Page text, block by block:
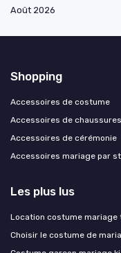
Août 2026
Shopping
Accessoires de costume
Accessoires de chaussures
Accessoires de cérémonie
Accessoires mariage par
Les plus lus
Location costume
Choisir le costume de